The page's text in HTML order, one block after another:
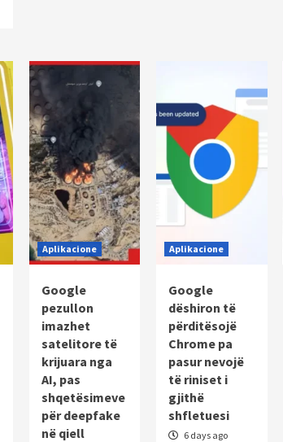
Aplikacione
Google
pezullon
imazhet
satelitore të
krijuara nga
AI, pas
shqetësimeve
për deepfake
në qiell
Aplikacione
Google
dëshiron të
përditësojë
Chrome pa
pasur nevojë
të riniset i
gjithë
shfletuesi
6 days ago